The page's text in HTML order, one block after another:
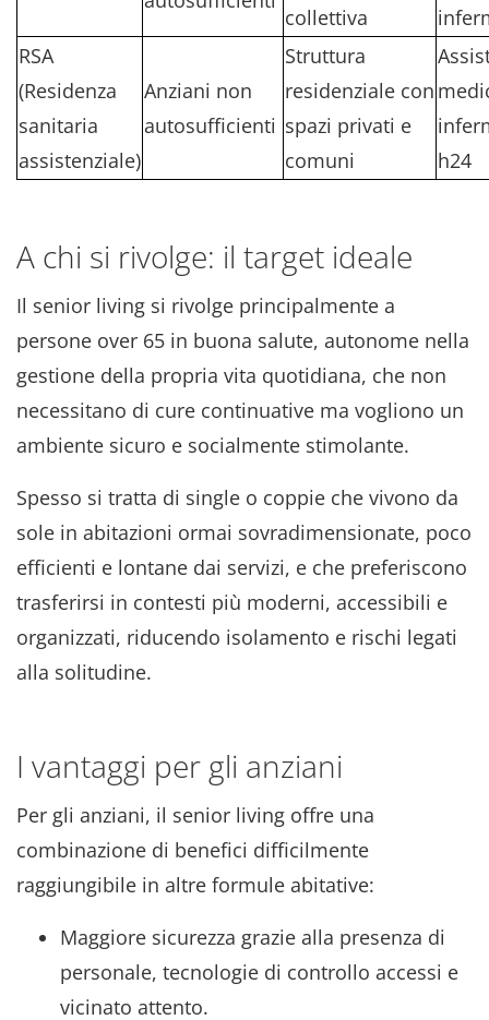
collettiva
RSA
(Residenza
sanitaria
assistenziale)
Anziani non
autosufficienti
Struttura
residenziale con
spazi privati e
comuni
h24
A chi si rivolge: il target ideale
Il senior living si rivolge principalmente a
persone over 65 in buona salute, autonome nella
gestione della propria vita quotidiana, che non
necessitano di cure continuative ma vogliono un
ambiente sicuro e socialmente stimolante.
Spesso si tratta di single o coppie che vivono da
sole in abitazioni ormai sovradimensionate, poco
efficienti e lontane dai servizi, e che preferiscono
trasferirsi in contesti più moderni, accessibili e
organizzati, riducendo isolamento e rischi legati
alla solitudine.
I vantaggi per gli anziani
Per gli anziani, il senior living offre una
combinazione di benefici difficilmente
raggiungibile in altre formule abitative:
Maggiore sicurezza grazie alla presenza di
personale, tecnologie di controllo accessi e
vicinato attento.